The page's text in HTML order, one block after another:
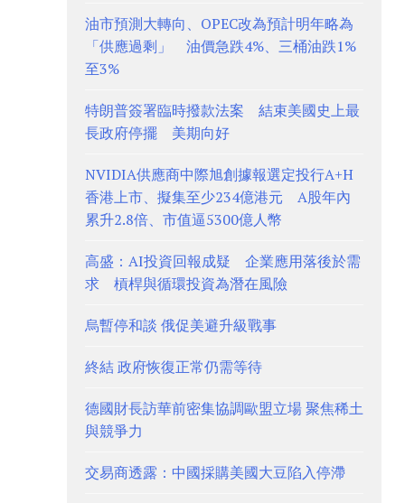
油市預測大轉向、OPEC改為預計明年略為
「供應過剩」 油價急跌4%、三桶油跌1%
至3%
特朗普簽署臨時撥款法案 結束美國史上最
長政府停擺 美期向好
NVIDIA供應商中際旭創據報選定投行A+H
香港上市、擬集至少234億港元 A股年內
累升2.8倍、市值逼5300億人幣
高盛：AI投資回報成疑 企業應用落後於需
求 槓桿與循環投資為潛在風險
烏暫停和談 俄促美避升級戰事
終結 政府恢復正常仍需等待
德國財長訪華前密集協調歐盟立場 聚焦稀土
與競爭力
交易商透露：中國採購美國大豆陷入停滯